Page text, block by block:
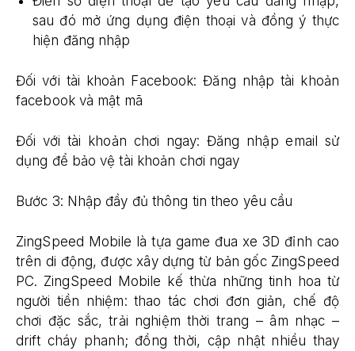
sau đó mở ứng dụng điện thoại và đồng ý thực
hiện đăng nhập
Đối với tài khoản Facebook: Đăng nhập tài khoản
facebook và mật mã
Đối với tài khoản chơi ngay: Đăng nhập email sử
dụng để bảo vệ tài khoản chơi ngay
Bước 3: Nhập đầy đủ thông tin theo yêu cầu
ZingSpeed Mobile là tựa game đua xe 3D đỉnh cao
trên di động, được xây dựng từ bản gốc ZingSpeed
PC. ZingSpeed Mobile kế thừa những tinh hoa từ
người tiền nhiệm: thao tác chơi đơn giản, chế độ
chơi đặc sắc, trải nghiệm thời trang – âm nhạc –
drift cháy phanh; đồng thời, cập nhật nhiều thay